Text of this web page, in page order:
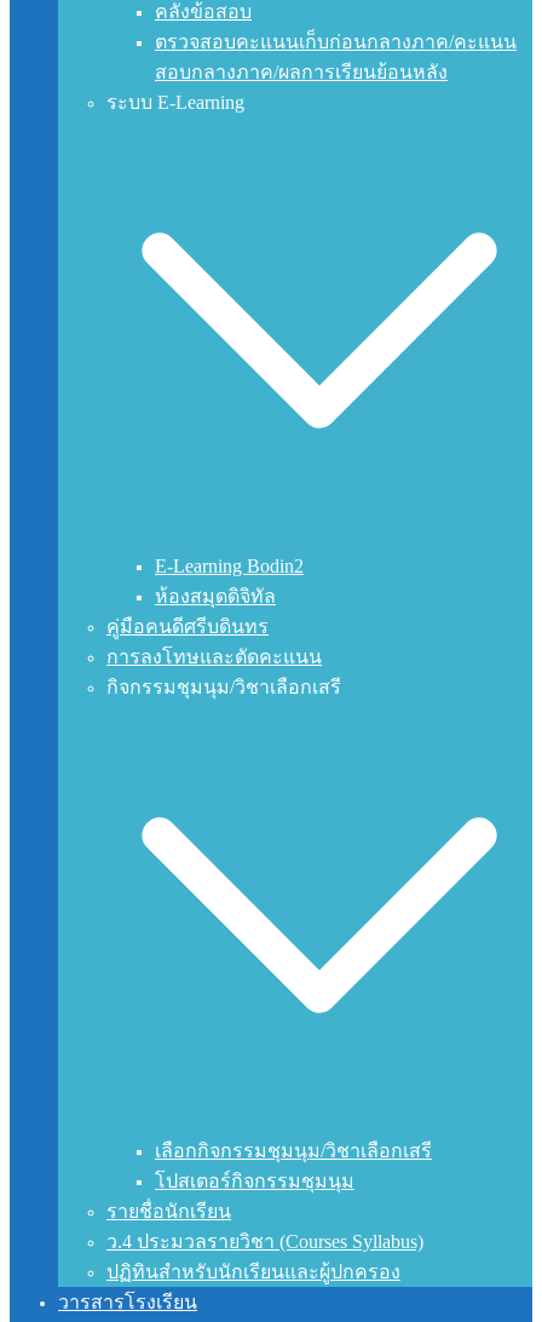
คลังข้อสอบ
ตรวจสอบคะแนนเก็บก่อนกลางภาค/คะแนน
สอบกลางภาค/ผลการเรียนย้อนหลัง
ระบบ E-Learning
E-Learning Bodin2
ห้องสมุดดิจิทัล
คู่มือคนดีศรีบดินทร
การลงโทษและตัดคะแนน
กิจกรรมชุมนุม/วิชาเลือกเสรี
เลือกกิจกรรมชุมนุม/วิชาเลือกเสรี
โปสเตอร์กิจกรรมชุมนุม
รายชื่อนักเรียน
ว.4 ประมวลรายวิชา (Courses Syllabus)
ปฏิทินสำหรับนักเรียนและผู้ปกครอง
วารสารโรงเรียน